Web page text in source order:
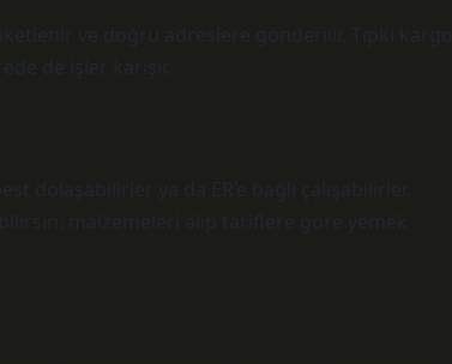
ve doğru adreslere gönderilir. Tıpkı kargo
de işler karışır.
dolaşabilirler ya da ER’e bağlı çalışabilirler.
malzemeleri alıp tariflere göre yemek